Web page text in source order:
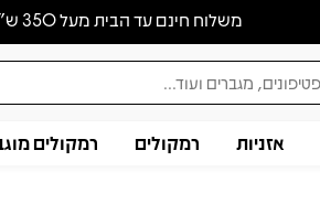
משלוח חינם עד הבית מעל 350 ש״ח
אזניות רמקולים רמקולים